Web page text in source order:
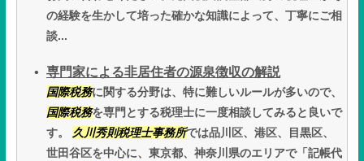
の経験を生かして培った確かな知識によって、丁寧にご相
談...
専門家による非居住者の源泉徴収の解説
国際税務に関する分野は、特に難しいルールが多いので、
国際税務を専門とする税理士に一度相談してみると良いで
す。 久川秀則税理士事務所では品川区、港区、目黒区、
世田谷区を中心に、東京都、神奈川県のエリアで「記帳代